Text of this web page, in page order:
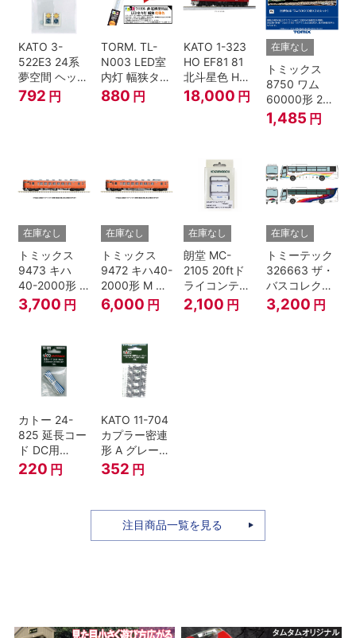
KATO 3-
522E3 24系
夢空間 ヘッド
マーク 4種各1
792 円
TORM. TL-
N003 LED室
内灯 幅狭タイ
プ・電球色 1
本 鉄道模型
880 円
KATO 1-323
HO EF81 81
北斗星色 HO
ゲージ
18,000 円
在庫なし
トミックス
8750 ワム
60000形 2両
セット Nゲー
ジ
1,485 円
在庫なし
トミックス
9473 キハ
40-2000形 T
Nゲージ
3,700 円
在庫なし
トミックス
9472 キハ40-
2000形 M N
ゲージ
6,000 円
在庫なし
朗堂 MC-
2105 20ftド
ライコンテナ
タイプ
TRANCY
2,100 円
在庫なし
トミーテック
326663 ザ・
バスコレクシ
ョン 西日本鉄
道・九州産交
3,200 円
カトー 24-
825 延長コー
ド DC用
(90cm）
220 円
KATO 11-704
カプラー密連
形 A グレー
(20個入) (ア
ーノルドカプ
352 円
注目商品一覧を見る